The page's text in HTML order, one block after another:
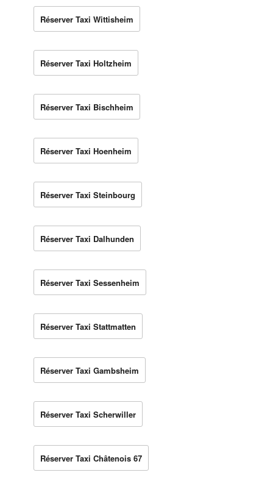
Réserver Taxi Wittisheim
Réserver Taxi Holtzheim
Réserver Taxi Bischheim
Réserver Taxi Hoenheim
Réserver Taxi Steinbourg
Réserver Taxi Dalhunden
Réserver Taxi Sessenheim
Réserver Taxi Stattmatten
Réserver Taxi Gambsheim
Réserver Taxi Scherwiller
Réserver Taxi Châtenois 67